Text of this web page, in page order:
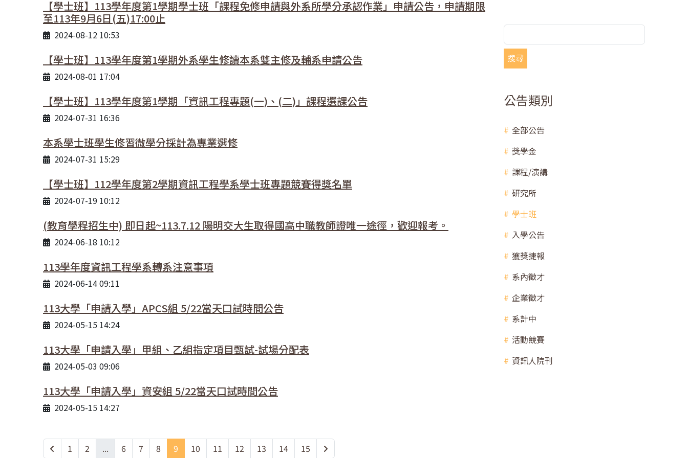
【學士班】113學年度第1學期學士班「課程免修申請與外系所學分承認作業」申請公告，申請期限
至113年9月6日(五)17:00止
2024-08-12 10:53
【學士班】113學年度第1學期外系學生修讀本系雙主修及輔系申請公告
2024-08-01 17:04
【學士班】113學年度第1學期「資訊工程專題(一)、(二)」課程選課公告
2024-07-31 16:36
本系學士班學生修習微學分採計為專業選修
2024-07-31 15:29
【學士班】112學年度第2學期資訊工程學系學士班專題競賽得獎名單
2024-07-19 10:12
(教育學程招生中) 即日起~113.7.12 陽明交大生取得國高中職教師證唯一途徑，歡迎報考。
2024-06-18 10:12
113學年度資訊工程學系轉系注意事項
2024-06-14 09:11
113大學「申請入學」APCS組 5/22當天口試時間公告
2024-05-15 14:24
113大學「申請入學」甲組、乙組指定項目甄試-試場分配表
2024-05-03 09:06
113大學「申請入學」資安組 5/22當天口試時間公告
2024-05-15 14:27
1 2 ... 6 7 8 9 10 11 12 13 14 15
搜尋
公告類別
全部公告
獎學金
課程/演講
研究所
學士班
入學公告
獲獎捷報
系內徵才
企業徵才
系計中
活動競賽
資訊人院刊